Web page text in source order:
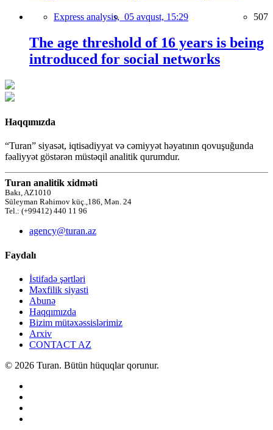
Express analysis, 05 avqust, 15:29 507
The age threshold of 16 years is being
introduced for social networks
Haqqımızda
“Turan” siyasət, iqtisadiyyat və cəmiyyət həyatının qovuşuğunda
fəaliyyət göstərən müstəqil analitik qurumdur.
Turan analitik xidməti
Bakı, AZ1010
Süleyman Rəhimov küç.,186, Mən. 24
Tel.: (+99412) 440 11 96
agency@turan.az
Faydalı
İstifadə şərtləri
Məxfilik siyasti
Abunə
Haqqımızda
Bizim mütəxəssislərimiz
Arxiv
CONTACT AZ
© 2026 Turan. Bütün hüquqlar qorunur.